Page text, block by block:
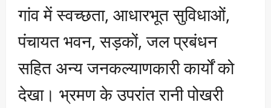
गांव में स्वच्छता, आधारभूत सुविधाओं,
पंचायत भवन, सड़कों, जल प्रबंधन
सहित अन्य जनकल्याणकारी कार्यों को
देखा। भ्रमण के उपरांत रानी पोखरी